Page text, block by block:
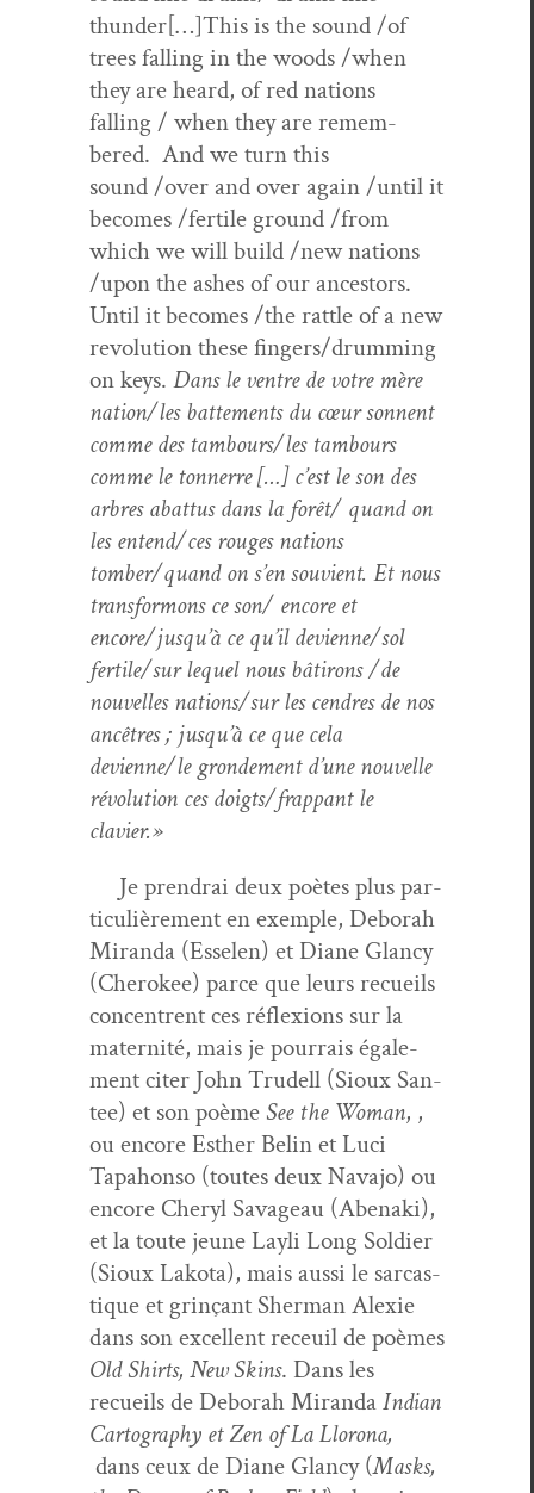
thunder[…]This is the sound /of
trees falling in the woods /when
they are heard, of red nations
falling / when they are remem­
bered. And we turn this
sound /over and over again /until it
becomes /fertile ground /from
which we will build /new nations
/upon the ash­es of our ances­tors.
Until it becomes /the rat­tle of a new
rev­o­lu­tion these fingers/drumming
on keys. Dans le ven­tre de votre mère
nation/les bat­te­ments du cœur son­nent
comme des tambours/les tam­bours
comme le ton­nerre […] c’est le son des
arbres abat­tus dans la forêt/ quand on
les entend/ces rouges nations
tomber/quand on s’en sou­vient. Et nous
trans­for­mons ce son/ encore et
encore/jusqu’à ce qu’il devienne/sol
fertile/sur lequel nous bâtirons /de
nou­velles nations/sur les cen­dres de nos
ancêtres ; jusqu’à ce que cela
devienne/le gron­de­ment d’une nou­velle
révo­lu­tion ces doigts/frappant le
clavier.»
Je prendrai deux poètes plus par­
ti­c­ulière­ment en exem­ple, Deb­o­rah
Miran­da (Esse­len) et Diane Glan­cy
(Chero­kee) parce que leurs recueils
con­cen­trent ces réflex­ions sur la
mater­nité, mais je pour­rais égale­
ment citer John Trudell (Sioux San­
tee) et son poème See the Woman, ,
ou encore Esther Belin et Luci
Tapa­hon­so (toutes deux Nava­jo) ou
encore Cheryl Sav­ageau (Abena­ki),
et la toute jeune Layli Long Sol­dier
(Sioux Lako­ta), mais aus­si le sar­cas­
tique et grinçant Sher­man Alex­ie
dans son excel­lent receuil de poèmes
Old Shirts, New Skins. Dans les
recueils de Deb­o­rah Miran­daIndi­an
Car­tog­ra­phy et Zen of La Llorona,
dans ceux de Diane Glan­cy (Masks,